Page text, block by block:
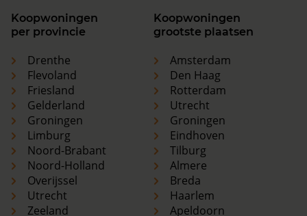
Koopwoningen
per provincie
Drenthe
Flevoland
Friesland
Gelderland
Groningen
Limburg
Noord-Brabant
Noord-Holland
Overijssel
Utrecht
Zeeland
Koopwoningen
grootste plaatsen
Amsterdam
Den Haag
Rotterdam
Utrecht
Groningen
Eindhoven
Tilburg
Almere
Breda
Haarlem
Apeldoorn